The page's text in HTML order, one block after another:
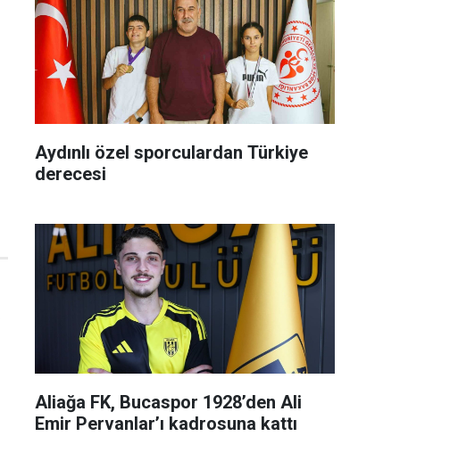
Aydınlı özel sporculardan Türkiye
derecesi
Aliağa FK, Bucaspor 1928’den Ali
Emir Pervanlar’ı kadrosuna kattı